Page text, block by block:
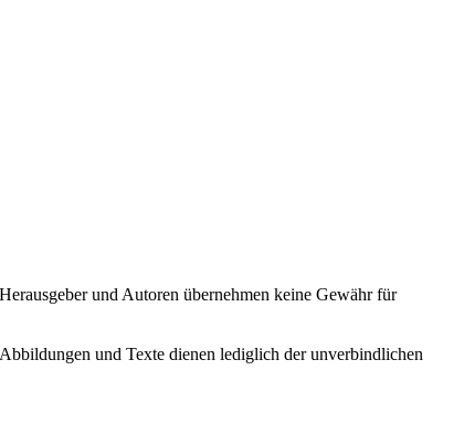
und Autoren übernehmen keine Gewähr für
und Texte dienen lediglich der unverbindlichen